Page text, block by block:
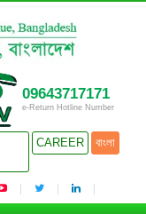
09643717171
e-Return Hotline Number
CAREER বাংলা